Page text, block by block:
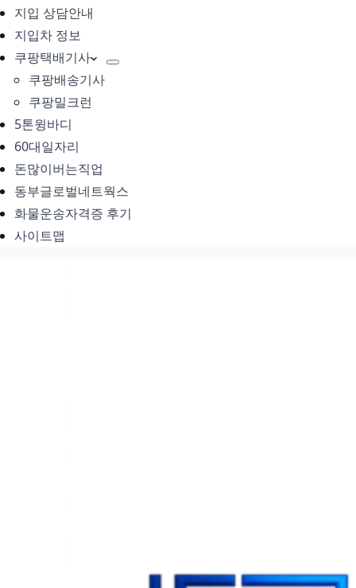
지입 상담안내
지입차 정보
쿠팡택배기사
쿠팡배송기사
쿠팡밀크런
5톤윙바디
60대일자리
돈많이버는직업
동부글로벌네트웍스
화물운송자격증 후기
사이트맵